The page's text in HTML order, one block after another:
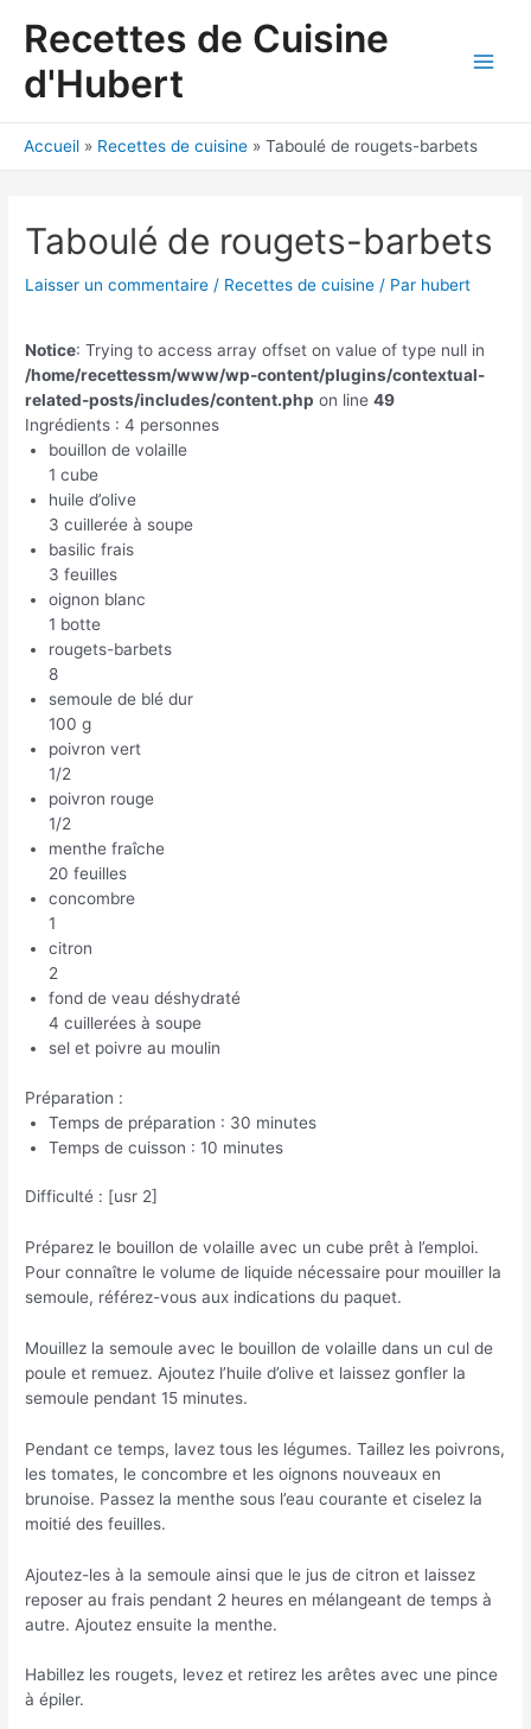
Recettes de Cuisine
d'Hubert
Accueil Recettes de cuisine Taboulé de rougets-barbets
Taboulé de rougets-barbets
Laisser un commentaire / Recettes de cuisine / Par hubert
Notice: Trying to access array offset on value of type null in
/home/recettessm/www/wp-content/plugins/contextual-
related-posts/includes/content.php on line49
Ingrédients : 4 personnes
bouillon de volaille
1 cube
huile d’olive
3 cuillerée à soupe
basilic frais
3 feuilles
oignon blanc
1 botte
rougets-barbets
8
semoule de blé dur
100 g
poivron vert
1/2
poivron rouge
1/2
menthe fraîche
20 feuilles
concombre
1
citron
2
fond de veau déshydraté
4 cuillerées à soupe
sel et poivre au moulin
Préparation :
Temps de préparation : 30 minutes
Temps de cuisson : 10 minutes
Difficulté : [usr 2]
Préparez le bouillon de volaille avec un cube prêt à l’emploi.
Pour connaître le volume de liquide nécessaire pour mouiller la
semoule, référez-vous aux indications du paquet.
Mouillez la semoule avec le bouillon de volaille dans un cul de
poule et remuez. Ajoutez l’huile d’olive et laissez gonfler la
semoule pendant 15 minutes.
Pendant ce temps, lavez tous les légumes. Taillez les poivrons,
les tomates, le concombre et les oignons nouveaux en
brunoise. Passez la menthe sous l’eau courante et ciselez la
moitié des feuilles.
Ajoutez-les à la semoule ainsi que le jus de citron et laissez
reposer au frais pendant 2 heures en mélangeant de temps à
autre. Ajoutez ensuite la menthe.
Habillez les rougets, levez et retirez les arêtes avec une pince
à épiler.